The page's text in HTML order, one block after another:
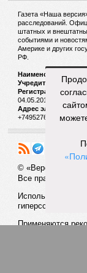
Газета «Наша
расследований.
штатных и
событиями и
Америке и других
РФ.
Наименование:
Учредитель:
ООО
Регистрационный
04.05.2018 г.
Адрес
+74952760348
© «Версия»
Все права
Использование
гиперссылки
Применяются